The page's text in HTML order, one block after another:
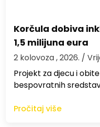
Korčula dobiva
1,5 milijuna eura
2 kolovoza , 2026. /
Projekt za djecu i
bespovratnih
Pročitaj više